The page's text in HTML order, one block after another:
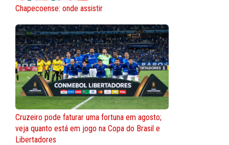
Chapecoense: onde assistir
Cruzeiro pode faturar uma fortuna em agosto;
veja quanto está em jogo na Copa do Brasil e
Libertadores